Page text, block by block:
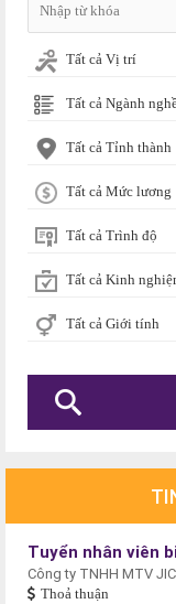
Tất cả Vị trí
Tất cả Ngành
Tất cả Tỉnh thành
Tất cả Mức lương
Tất cả Trình độ
Tất cả Kinh
Tất cả Giới tính
Tuyển nhân viên
Công ty TNHH MTV
Thoả thuận